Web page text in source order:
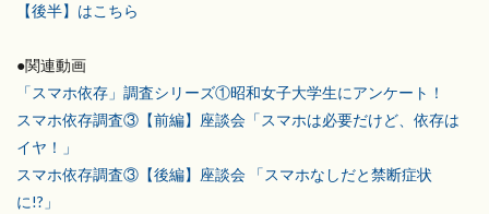
【後半】はこちら
●関連動画
「スマホ依存」調査シリーズ①昭和女子大学生にアンケート！
スマホ依存調査③【前編】座談会「スマホは必要だけど、依存は
イヤ！」
スマホ依存調査③【後編】座談会 「スマホなしだと禁断症状
に!?」